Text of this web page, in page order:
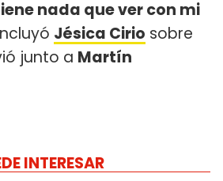
nada que ver con mi
Jésica Cirio sobre
junto a Martín
INTERESAR